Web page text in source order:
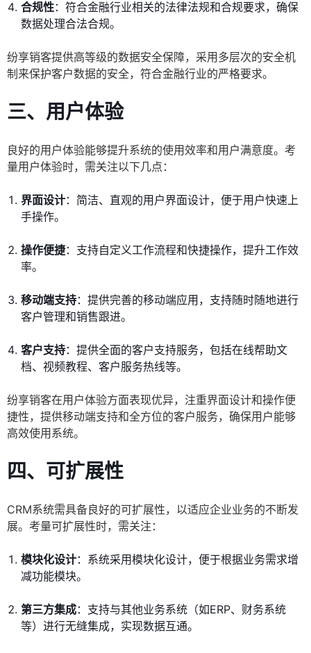
合规性：符合金融行业相关的法律法规和合规要求，确保
数据处理合法合规。
纷享销客提供高等级的数据安全保障，采用多层次的安全机
制来保护客户数据的安全，符合金融行业的严格要求。
三、用户体验
良好的用户体验能够提升系统的使用效率和用户满意度。考
量用户体验时，需关注以下几点：
界面设计：简洁、直观的用户界面设计，便于用户快速上
手操作。
操作便捷：支持自定义工作流程和快捷操作，提升工作效
率。
移动端支持：提供完善的移动端应用，支持随时随地进行
客户管理和销售跟进。
客户支持：提供全面的客户支持服务，包括在线帮助文
档、视频教程、客户服务热线等。
纷享销客在用户体验方面表现优异，注重界面设计和操作便
捷性，提供移动端支持和全方位的客户服务，确保用户能够
高效使用系统。
四、可扩展性
CRM系统需具备良好的可扩展性，以适应企业业务的不断发
展。考量可扩展性时，需关注：
模块化设计：系统采用模块化设计，便于根据业务需求增
减功能模块。
第三方集成：支持与其他业务系统（如ERP、财务系统
等）进行无缝集成，实现数据互通。